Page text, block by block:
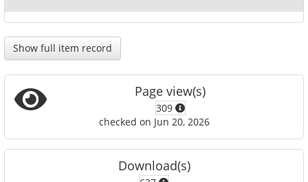
Show full item record
Page view(s)
309
checked on Jun 20, 2026
Download(s)